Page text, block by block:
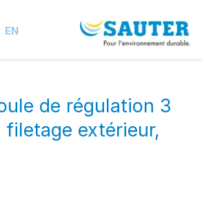
EN
de régulation 3
filetage extérieur,